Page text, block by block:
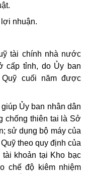
nhuận.
tài chính nhà nước
cấp tỉnh, do Ủy ban
cuối năm được
Ủy ban nhân dân
chống thiên tai là Sở
sử dụng bộ máy của
theo quy định của
khoản tại Kho bạc
chế độ kiêm nhiệm